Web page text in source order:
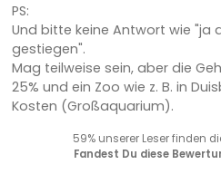
PS:
Und bitte keine Antwort wie "ja
gestiegen".
Mag teilweise sein, aber die
25% und ein Zoo wie z. B. in
Kosten (Großaquarium).
59% unserer Leser finden
Fandest Du diese